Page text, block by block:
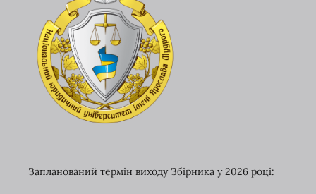
Запланований термін виходу Збірника у 2026 році: